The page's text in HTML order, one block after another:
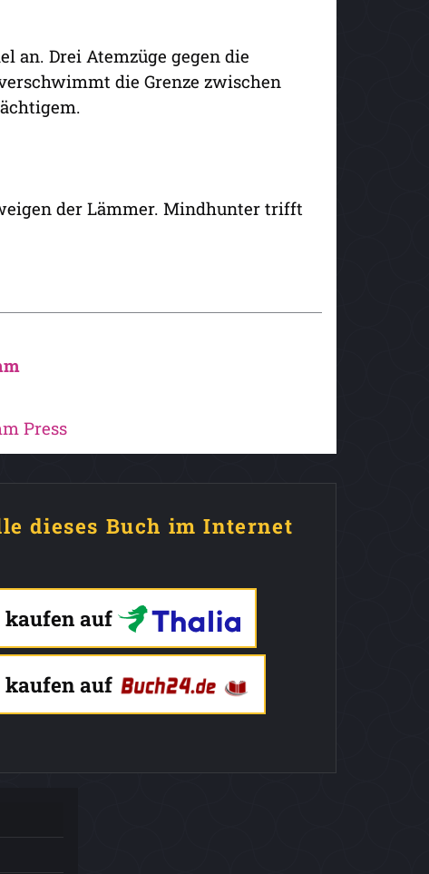
an. Drei Atemzüge gegen die
die Grenze zwischen
der Lämmer. Mindhunter trifft
Press
dieses Buch im Internet
kaufen auf
kaufen auf